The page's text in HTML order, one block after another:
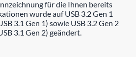
für die Ihnen bereits
wurde auf USB 3.2 Gen 1
3.1 Gen 1) sowie USB 3.2 Gen 2
3.1 Gen 2) geändert.